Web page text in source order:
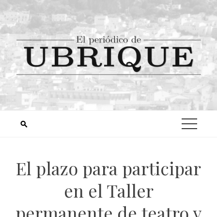
El plazo para participar
en el Taller